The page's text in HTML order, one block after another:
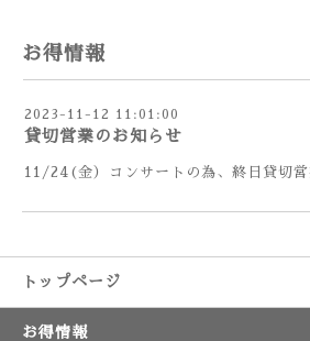
お得情報
2023-11-12 11:01:00
貸切営業のお知らせ
11/24(金）コンサートの為、終日貸切営
トップページ
お得情報